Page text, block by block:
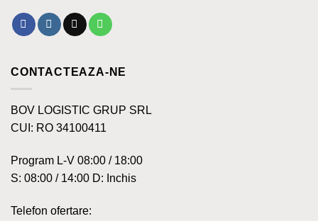
CONTACTEAZA-NE
BOV LOGISTIC GRUP SRL
CUI: RO 34100411
Program L-V 08:00 / 18:00
S: 08:00 / 14:00 D: Inchis
Telefon ofertare: